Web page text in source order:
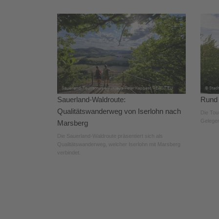
Sauerland-Waldroute:
Qualitätswanderweg von Iserlohn nach
Marsberg
Die Sauerland-Waldroute präsentiert sich als
Qualitätswanderweg, welcher Iserlohn mit Marsberg
verbindet.